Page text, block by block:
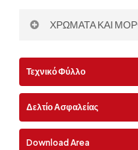
ΧΡΩΜΑΤΑ ΚΑΙ
Μορφή:
Τεχνικό Φύλλο
Δελτίο Ασφαλείας
Download Area